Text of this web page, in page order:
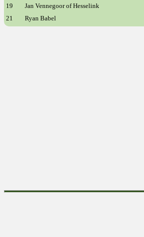
19
Jan Vennegoor of Hesselink
21
Ryan Babel